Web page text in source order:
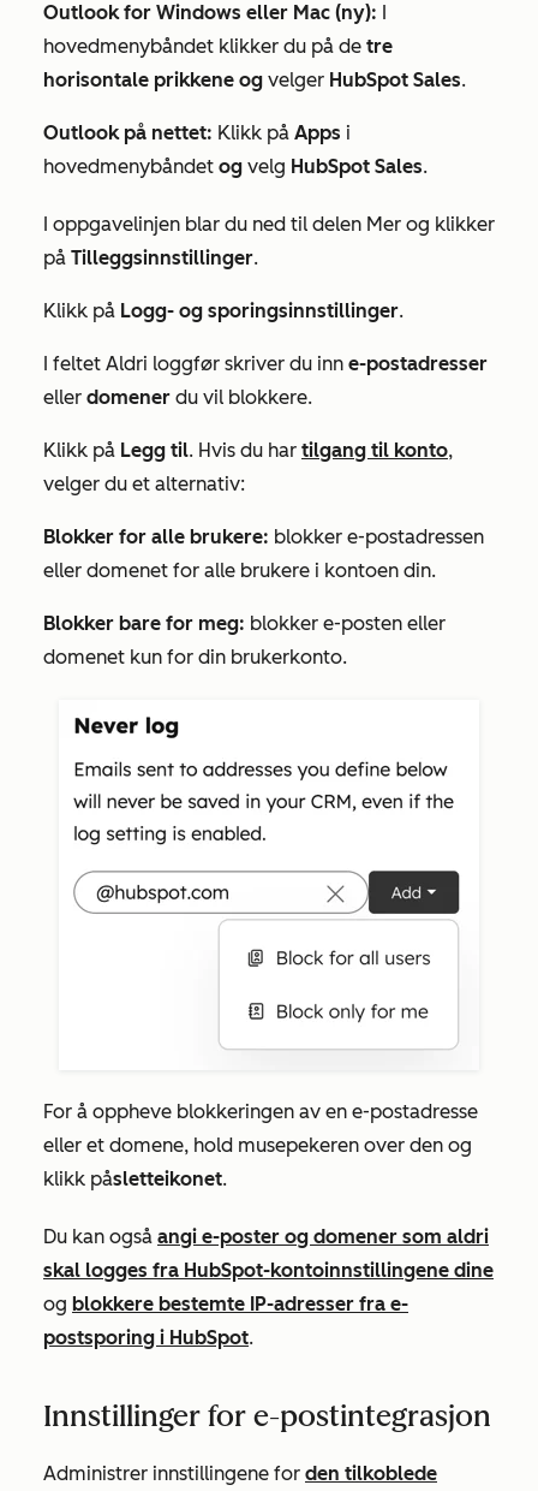
Outlook for Windows eller Mac (ny): I
hovedmenybåndet klikker du på de tre
horisontale prikkene og velger HubSpot Sales.
Outlook på nettet: Klikk på Apps i
hovedmenybåndet og velg HubSpot Sales.
I oppgavelinjen blar du ned til delen Mer og klikker
på Tilleggsinnstillinger.
Klikk på Logg- og sporingsinnstillinger.
I feltet Aldri loggfør skriver du inn e-postadresser
eller domener du vil blokkere.
Klikk på Legg til. Hvis du har tilgang til konto,
velger du et alternativ:
Blokker for alle brukere: blokker e-postadressen
eller domenet for alle brukere i kontoen din.
Blokker bare for meg: blokker e-posten eller
domenet kun for din brukerkonto.
For å oppheve blokkeringen av en e-postadresse
eller et domene, hold musepekeren over den og
klikk påsletteikonet.
Du kan også angi e-poster og domener som aldri
skal logges fra HubSpot-kontoinnstillingene dine
og blokkere bestemte IP-adresser fra e-
postsporing i HubSpot.
Innstillinger for e-postintegrasjon
Administrer innstillingene for den tilkoblede